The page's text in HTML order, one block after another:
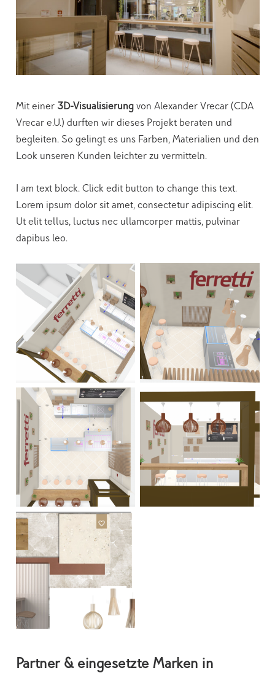
Mit einer 3D-Visualisierungvon Alexander Vrecar (CDA
Vrecar e.U.) durften wir dieses Projekt beraten und
begleiten. So gelingt es uns Farben, Materialien und den
Look unseren Kunden leichter zu vermitteln.
I am text block. Click edit button to change this text.
Lorem ipsum dolor sit amet, consectetur adipiscing elit.
Ut elit tellus, luctus nec ullamcorper mattis, pulvinar
dapibus leo.
Partner & eingesetzte Marken in